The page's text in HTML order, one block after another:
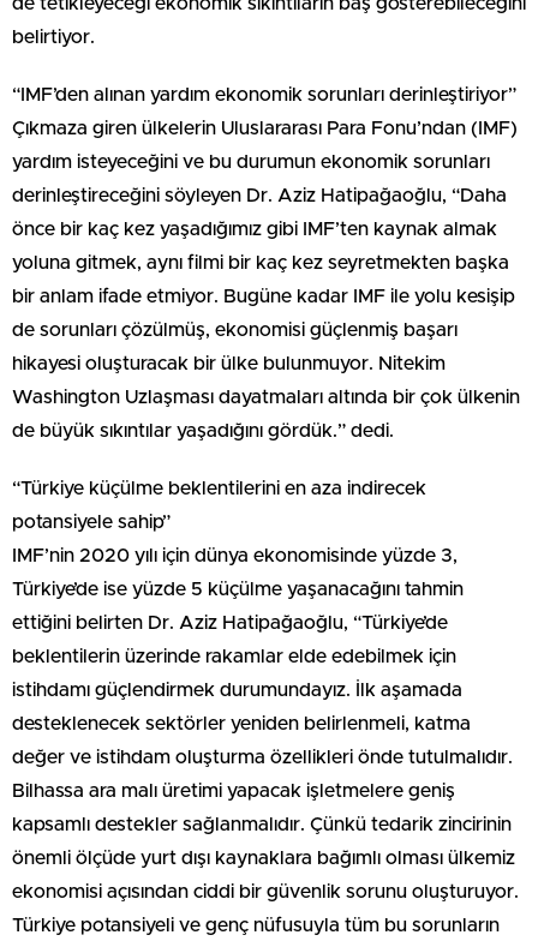
belirtiyor.
“IMF’den alınan yardım ekonomik sorunları derinleştiriyor”
Çıkmaza giren ülkelerin Uluslararası Para Fonu’ndan (IMF)
yardım isteyeceğini ve bu durumun ekonomik sorunları
derinleştireceğini söyleyen Dr. Aziz Hatipağaoğlu, “Daha
önce bir kaç kez yaşadığımız gibi IMF’ten kaynak almak
yoluna gitmek, aynı filmi bir kaç kez seyretmekten başka
bir anlam ifade etmiyor. Bugüne kadar IMF ile yolu kesişip
de sorunları çözülmüş, ekonomisi güçlenmiş başarı
hikayesi oluşturacak bir ülke bulunmuyor. Nitekim
Washington Uzlaşması dayatmaları altında bir çok ülkenin
de büyük sıkıntılar yaşadığını gördük.” dedi.
“Türkiye küçülme beklentilerini en aza indirecek
potansiyele sahip”
IMF’nin 2020 yılı için dünya ekonomisinde yüzde 3,
Türkiye’de ise yüzde 5 küçülme yaşanacağını tahmin
ettiğini belirten Dr. Aziz Hatipağaoğlu, “Türkiye’de
beklentilerin üzerinde rakamlar elde edebilmek için
istihdamı güçlendirmek durumundayız. İlk aşamada
desteklenecek sektörler yeniden belirlenmeli, katma
değer ve istihdam oluşturma özellikleri önde tutulmalıdır.
Bilhassa ara malı üretimi yapacak işletmelere geniş
kapsamlı destekler sağlanmalıdır. Çünkü tedarik zincirinin
önemli ölçüde yurt dışı kaynaklara bağımlı olması ülkemiz
ekonomisi açısından ciddi bir güvenlik sorunu oluşturuyor.
Türkiye potansiyeli ve genç nüfusuyla tüm bu sorunların